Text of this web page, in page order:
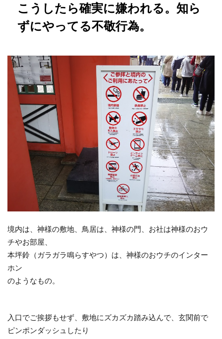
こうしたら確実に嫌われる。知ら
ずにやってる不敬行為。
境内は、神様の敷地、鳥居は、神様の門、お社は神様のおウ
チやお部屋、
本坪鈴（ガラガラ鳴らすやつ）は、神様のおウチのインター
ホン
のようなもの。
入口でご挨拶もせず、敷地にズカズカ踏み込んで、玄関前で
ピンポンダッシュしたり